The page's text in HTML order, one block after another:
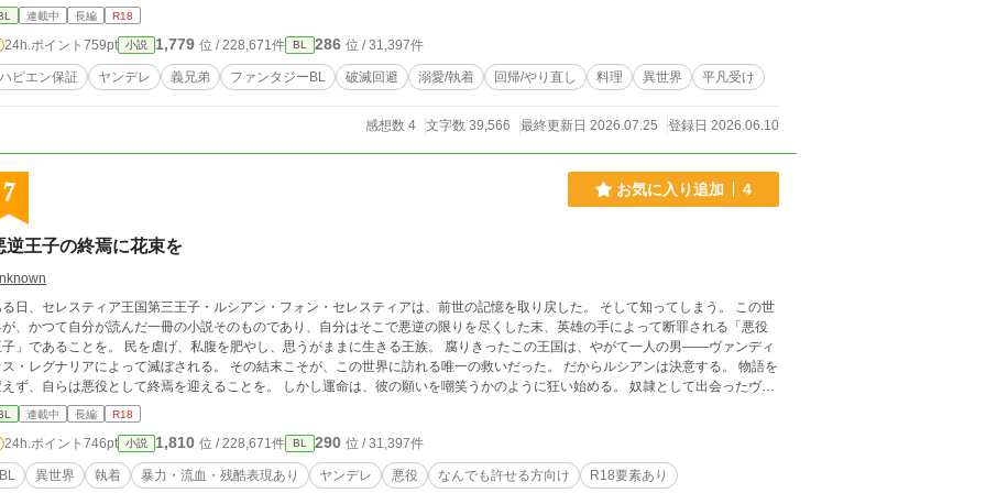
なった料理好き義兄 の破滅ルート回避からの溺愛の話しです。 ※ハピエン保証。攻めは基本ヤンデレですがお互いに好き
でただの愛が重い人でおさまってます。 ※血が繋がっていないので近親相姦ではないです。 人気BL最高1位 hotランキング最高1
ありがとうございます😭✨💓
連載中 長編 R18
24h.ポイント 759pt 小説 1,779 位 / 228,671件 BL 286 位 / 31,397件
ハピエン保証 ヤンデレ 義兄弟 ファンタジーBL 破滅回避 溺愛/執着 回帰/やり直し 料理 異世界 平凡受け
感想数 4 文字数 39,566 最終更新日 2026.07.25 登録日 2026.06.10
7 お気に入り追加 4
逆王子の終焉に花束を
日、セレスティア王国第三王子・ルシアン・フォン・セレスティアは、前世の記憶を取り戻した。 そして知ってしまう。 この世
、かつて自分が読んだ一冊の小説そのものであり、自分はそこで悪逆の限りを尽くした末、英雄の手によって断罪される「悪役
ことを。 民を虐げ、私腹を肥やし、思うがままに生きる王族。 腐りきったこの王国は、やがて一人の男――ヴァンディ
グナリアによって滅ぼされる。 その結末こそが、この世界に訪れる唯一の救いだった。 だからルシアンは決意する。 物語を
、自らは悪役として終焉を迎えることを。 しかし運命は、彼の願いを嘲笑うかのように狂い始める。 奴隷として出会ったヴァ
ィオスは、小説とは違う選択を重ね、少しずつ本来の物語から外れていく。 傷だらけの英雄と、終焉だけを望む王子。 二人の出
は、静かに狂い始めた運命の歯車となり、思いもよらぬ未来へと向かっていく... 果たしてルシアンは、望み続けた"理想の終焉"へ
のだろうか。 執着系ヤンデレわんこｘ不憫美人受け ＊無理矢理描写、暴力描写あります。 ＊固定カプ以外との絡みあり
ます。 ＊なんでも大丈夫な方以外閲覧注意です。 初めての投稿です。 拙い文章ですが、温かい目で読んでいただけると幸いです。
連載中 長編 R18
24h.ポイント 746pt 小説 1,810 位 / 228,671件 BL 290 位 / 31,397件
BL 異世界 執着 暴力・流血・残酷表現あり ヤンデレ 悪役 なんでも許せる方向け R18要素あり